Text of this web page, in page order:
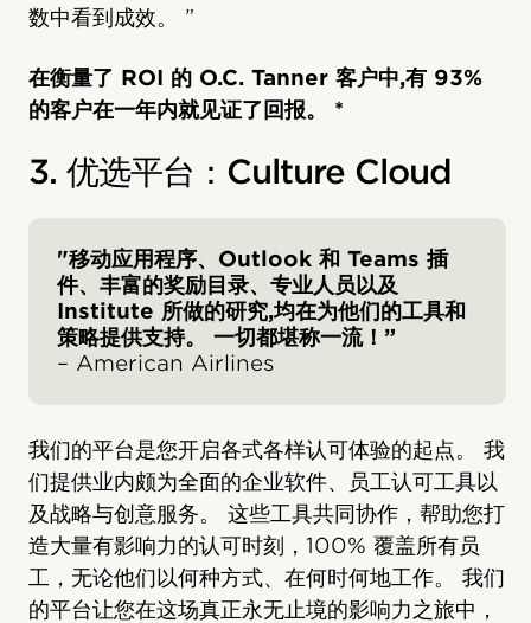
数中看到成效。 ”
在衡量了 ROI 的 O.C. Tanner 客户中,有 93%
的客户在一年内就见证了回报。 *
3. 优选平台：Culture Cloud
"移动应用程序、Outlook 和 Teams 插
件、丰富的奖励目录、专业人员以及
Institute 所做的研究,均在为他们的工具和
策略提供支持。 一切都堪称一流！”
– American Airlines
我们的平台是您开启各式各样认可体验的起点。 我
们提供业内颇为全面的企业软件、员工认可工具以
及战略与创意服务。 这些工具共同协作，帮助您打
造大量有影响力的认可时刻，100% 覆盖所有员
工，无论他们以何种方式、在何时何地工作。 我们
的平台让您在这场真正永无止境的影响力之旅中，